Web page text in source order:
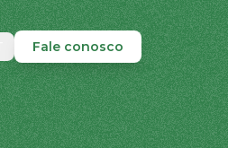
Fale conosco